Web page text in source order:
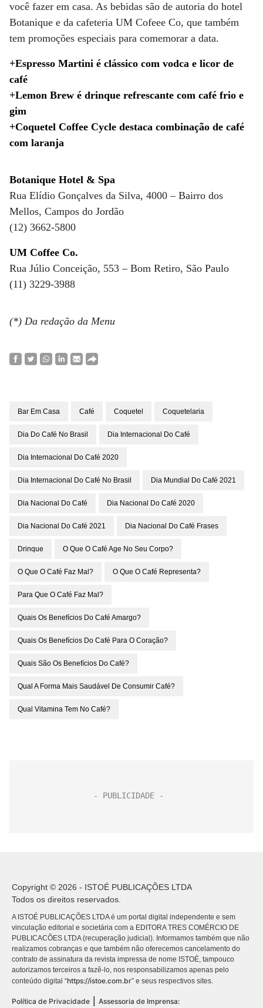
você fazer em casa. As bebidas são de autoria do hotel
Botanique e da cafeteria UM Cofeee Co, que também
tem promoções especiais para comemorar a data.
+Espresso Martini é clássico com vodca e licor de
café
+Lemon Brew é drinque refrescante com café frio e
gim
+Coquetel Coffee Cycle destaca combinação de café
com laranja
Botanique Hotel & Spa
Rua Elídio Gonçalves da Silva, 4000 – Bairro dos
Mellos, Campos do Jordão
(12) 3662-5800
UM Coffee Co.
Rua Júlio Conceição, 553 – Bom Retiro, São Paulo
(11) 3229-3988
(*) Da redação da Menu
Bar Em Casa Café Coquetel Coquetelaria
Dia Do Café No Brasil Dia Internacional Do Café
Dia Internacional Do Café 2020
Dia Internacional Do Café No Brasil Dia Mundial Do Café 2021
Dia Nacional Do Café Dia Nacional Do Café 2020
Dia Nacional Do Café 2021 Dia Nacional Do Café Frases
Drinque O Que O Café Age No Seu Corpo?
O Que O Café Faz Mal? O Que O Café Representa?
Para Que O Café Faz Mal?
Quais Os Benefícios Do Café Amargo?
Quais Os Benefícios Do Café Para O Coração?
Quais São Os Benefícios Do Café?
Qual A Forma Mais Saudável De Consumir Café?
Qual Vitamina Tem No Café?
Copyright © 2026 - ISTOÉ PUBLICAÇÕES LTDA
Todos os direitos reservados.
A ISTOÉ PUBLICAÇÕES LTDA é um portal digital independente e sem
vinculação editorial e societária com a EDITORA TRES COMÉRCIO DE
PUBLICACÕES LTDA (recuperação judicial). Informamos também que não
realizamos cobranças e que também não oferecemos cancelamento do
contrato de assinatura da revista impressa de nome ISTOÉ, tampouco
autorizamos terceiros a fazê-lo, nos responsabilizamos apenas pelo
conteúdo digital “https://istoe.com.br” e seus respectivos sites.
Política de Privacidade Assessoria de Imprensa: